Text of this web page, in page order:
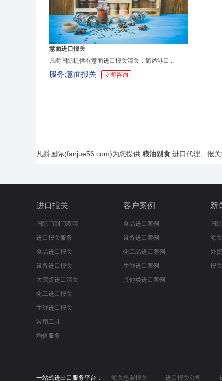
意面进口报关
凡爵国际提供有意面进口报关清关，简述港口...
服务:意面报关 立即咨询
凡爵国际(fanjue56.com)为您提供 粮油副食 进口代理、报
进口报关
国际门到门双清
进口报关服务
食品进口报关
设备进口报关
大宗货进口清关
化工进口报关
生鲜进口报关
常用工具
增值服务
客户案例
食品进口案例
设备进口案例
化工品进口案例
生鲜进口案例
其他类进口案例
新
国
海
外
报
一站式进出口服务平台： 海关总署报关 进口报关公司